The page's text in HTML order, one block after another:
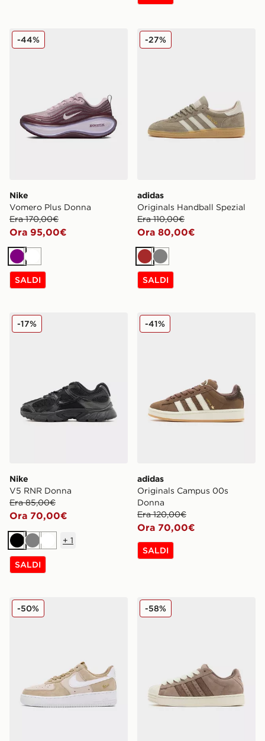
Nike Vomero Plus Donna
Nike
Vomero Plus Donna
Era 170,00€
Ora 95,00€
-44%
ViolaBianco
SALDI
adidas Originals Handball
adidas
Originals Handball Spezial
Era 110,00€
Ora 80,00€
-27%
Marrone
Grigio
SALDI
Nike V5 RNR Donna
Nike
V5 RNR Donna
Era 85,00€
Ora 70,00€
-17%
NeroGrigioBianco
+ 1
SALDI
adidas Originals Campus
adidas
Originals Campus 00s
Donna
Era 120,00€
Ora 70,00€
-41%
SALDI
Nike Air Force 1 '07 Donna
-50% adidas Originals Superstar
-58%